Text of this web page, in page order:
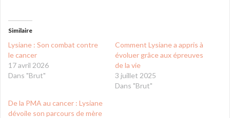
Similaire
Lysiane : Son combat contre
le cancer
17 avril 2026
Dans "Brut"
Comment Lysiane a appris à
évoluer grâce aux épreuves
de la vie
3 juillet 2025
Dans "Brut"
De la PMA au cancer : Lysiane
dévoile son parcours de mère